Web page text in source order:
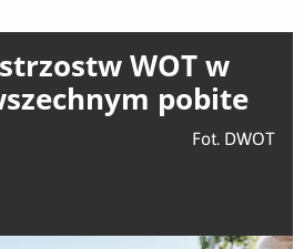
WOT w
pobite
Fot. DWOT